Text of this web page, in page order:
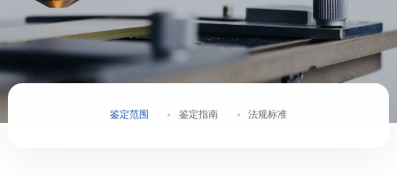
鉴定范围 鉴定指南 法规标准